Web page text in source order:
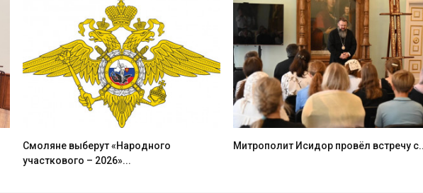
Смоляне выберут «Народного
участкового – 2026»...
Митрополит Исидор провёл встречу